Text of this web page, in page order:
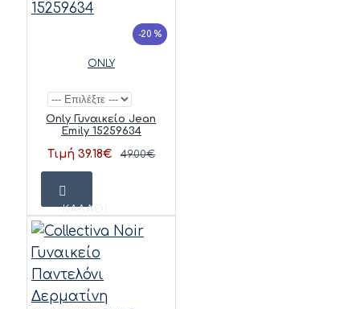
-20 %
ONLY
Only Γυναικείο Jean
Emily 15259634
Τιμή 39.18€ 49.00€
ΚΑΛΆΘΙ